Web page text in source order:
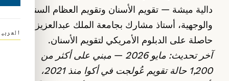
دالية ميشة — تقويم الأسنان وتقويم العظام السنية
والوجهية، أستاذ مشارك بجامعة الملك عبدالعزيز،
حاصلة على الدبلوم الأمريكي لتقويم الأسنان.
آخر تحديث: مايو 2026 — مبني على أكثر من
1,200 حالة تقويم عُولجت في أكوا منذ 2021،